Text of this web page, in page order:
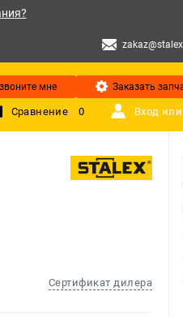
мне Заказать
Сравнение 0 Вход
Сертификат дилера